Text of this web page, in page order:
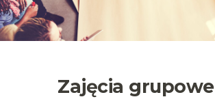
Zajęcia grupowe